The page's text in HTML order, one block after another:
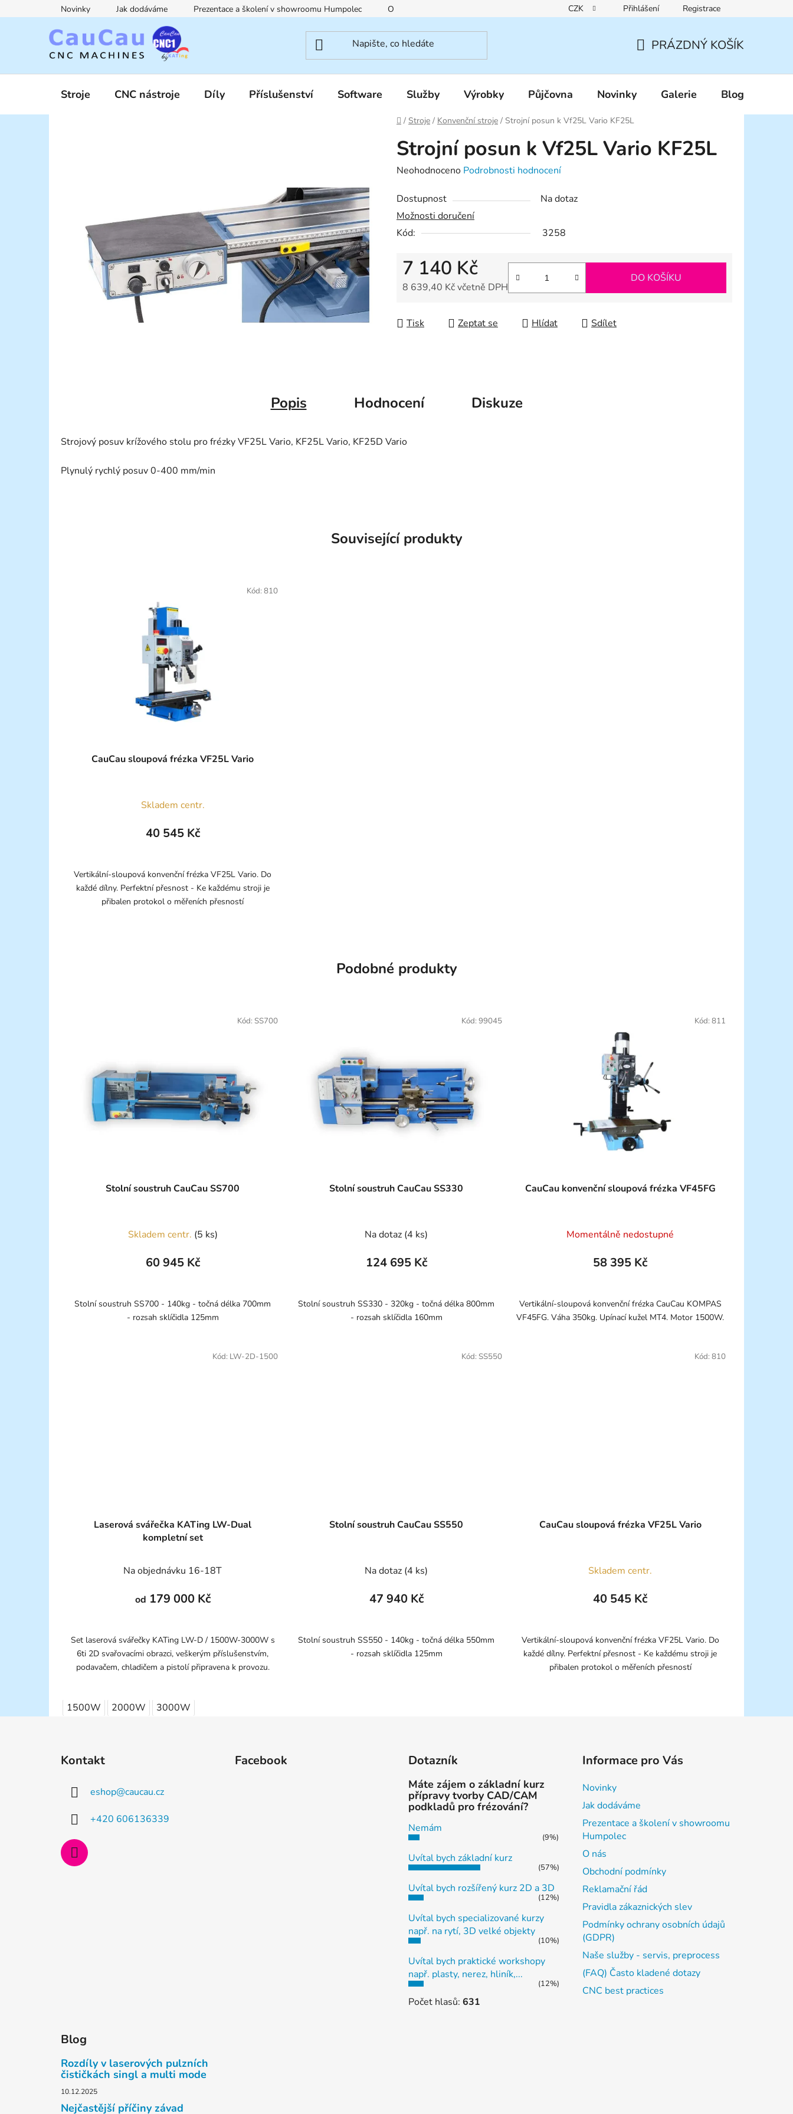
na
Novinky Jak dodáváme Prezentace a školení v showroomu Humpolec O nás Reklamační řád Pravidla zákaznických slev
CZK Přihlášení Registrace
KOŠÍK
PRÁZDNÝ KOŠÍK
Stroje CNC nástroje Díly Příslušenství Software Služby Výrobky Půjčovna Novinky Galerie Blog
Domů
/ Stroje / Konvenční stroje / Strojní posun k Vf25L Vario KF25L
Strojní posun k Vf25L Vario KF25L
Průměrné
produktu
je
0,0
hvězdiček.
Neohodnoceno Podrobnosti hodnocení
Dostupnost
Na dotaz
Možnosti doručení
Kód:
3258
7 140 Kč
8 639,40 Kč včetně DPH
DO KOŠÍKU
Tisk Zeptat se Hlídat Sdílet
Popis Hodnocení Diskuze
Strojový posuv krížového stolu pro frézkyVF25L Vario, KF25L Vario, KF25D Vario
Plynulý rychlý posuv 0-400 mm/min
Související produkty
CauCau sloupová frézka VF25L Vario
Skladem centr.
40 545 Kč
Vertikální-sloupová konvenční frézka VF25L Vario. Do
každé dílny. Perfektní přesnost - Ke každému stroji je
přibalen protokol o měřeních přesností
Kód:810
Podobné produkty
Stolní soustruh CauCau SS700
Skladem centr. (5 ks)
60 945 Kč
Stolní soustruh SS700 - 140kg - točná délka 700mm
- rozsah sklíčidla 125mm
Kód:SS700
Stolní soustruh CauCau SS330
Na dotaz (4 ks)
124 695 Kč
Stolní soustruh SS330 - 320kg - točná délka 800mm
- rozsah sklíčidla 160mm
Kód: 99045
CauCau konvenční sloupová frézka VF45FG
Momentálně nedostupné
58 395 Kč
Vertikální-sloupová konvenční frézka CauCau KOMPAS
VF45FG. Váha 350kg. Upínací kužel MT4. Motor 1500W.
Kód: 811
Laserová svářečka KATing LW-Dual
kompletní set
Na objednávku 16-18T
od 179 000 Kč
Set laserová svářečky KATing LW-D / 1500W-3000W s
6ti 2D svařovacími obrazci, veškerým příslušenstvím,
podavačem, chladičem a pistolí připravena k provozu.
1500W 2000W 3000W
Kód: LW-2D-1500
Stolní soustruh CauCau SS550
Na dotaz (4 ks)
47 940 Kč
Stolní soustruh SS550 - 140kg - točná délka 550mm
- rozsah sklíčidla 125mm
Kód: SS550
CauCau sloupová frézka VF25L Vario
Skladem centr.
40 545 Kč
Vertikální-sloupová konvenční frézka VF25L Vario. Do
každé dílny. Perfektní přesnost - Ke každému stroji je
přibalen protokol o měřeních přesností
Kód: 810
Kontakt
eshop@caucau.cz
+420 606136339
Facebook Dotazník
Máte zájem o základní kurz
přípravy tvorby CAD/CAM
podkladů pro frézování?
Nemám
(9%)
Uvítal bych základní kurz
(57%)
Uvítal bych rozšířený kurz 2D a 3D
(12%)
Uvítal bych specializované kurzy
např. na rytí, 3D velké objekty
(10%)
Uvítal bych praktické workshopy
např. plasty, nerez, hliník,...
(12%)
Počet hlasů: 631
Informace pro Vás
Novinky
Jak dodáváme
Prezentace a školení v showroomu
Humpolec
O nás
Obchodní podmínky
Reklamační řád
Pravidla zákaznických slev
Podmínky ochrany osobních údajů
(GDPR)
Naše služby - servis, preprocess
(FAQ) Často kladené dotazy
CNC best practices
Blog
Rozdíly v laserových pulzních
čističkách singl a multi mode
10.12.2025
Nejčastější příčiny závad